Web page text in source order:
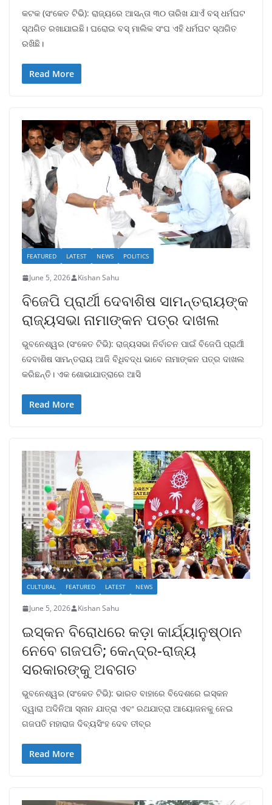
କଟକ (ସଂକେତ ଟିଭି): ରାଜ୍ୟରେ ଆସନ୍ତା ୩୦ ତାରିଖ ଯାଏଁ ବସ୍ ଧର୍ମଘଟ
ସ୍ଥଗିତ ରଖାଯାଇଛି। ଘରୋଇ ବସ୍ ମାଲିକ ସଂଘ ଏହି ଧର୍ମଘଟ ସ୍ଥଗିତ
ରଖିଛି।
Read More
FEATURED LATEST NEWS POLITICS
June 5, 2026 Kishan Sahu
ବିଜେପି ପ୍ରାର୍ଥୀ ଦେବାଶିଷ ସାମନ୍ତରାୟଙ୍କ
ରାଜ୍ୟସଭା ନାମାଙ୍କନ ପତ୍ର ଦାଖଲ
ଭୁବନେଶ୍ୱର (ସଂକେତ ଟିଭି): ରାଜ୍ୟସଭା ନିର୍ବାଚନ ପାଇଁ ବିଜେପି ପ୍ରାର୍ଥୀ
ଦେବାଶିଷ ସାମନ୍ତରାୟ ଆଜି ବିଧିବଦ୍ଧ ଭାବେ ନାମାଙ୍କନ ପତ୍ର ଦାଖଲ
କରିଛନ୍ତି। ଏକ ଶୋଭାଯାତ୍ରାରେ ଆସି
Read More
CULTURAL FEATURED LATEST NEWS
June 5, 2026 Kishan Sahu
ଇସ୍କନ ବିରୋଧରେ କଡ଼ା କାର୍ଯ୍ୟାନୁଷ୍ଠାନ
ନେବେ ଗଜପତି; କେନ୍ଦ୍ର-ରାଜ୍ୟ
ସରକାରଙ୍କୁ ଅବଗତ
ଭୁବନେଶ୍ୱର (ସଂକେତ ଟିଭି): ଭାରତ ବାହାରେ ବିଦେଶରେ ଇସ୍କନ
ଦ୍ୱାରା ଅଦିନିଆ ସ୍ନାନ ଯାତ୍ରା ଏବଂ ରଥଯାତ୍ରା ଆୟୋଜନକୁ ନେଇ
ଗଜପତି ମହାରାଜ ଦିବ୍ୟସିଂହ ଦେବ ତୀବ୍ର
Read More